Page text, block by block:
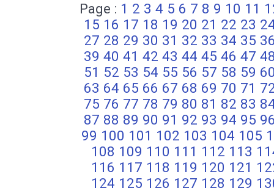
Page : 1 2 3 4 5 6 7 8 9 10 11
15 16 17 18 19 20 21 22 23
27 28 29 30 31 32 33 34 35
39 40 41 42 43 44 45 46 47
51 52 53 54 55 56 57 58 59
63 64 65 66 67 68 69 70 71
75 76 77 78 79 80 81 82 83
87 88 89 90 91 92 93 94 95
99 100 101 102 103 104 105
108 109 110 111 112 113
116 117 118 119 120 121
124 125 126 127 128 129